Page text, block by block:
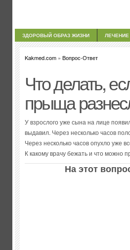
ЗДОРОВЫЙ ОБРАЗ ЖИЗНИ ЛЕЧЕНИЕ
Kakmed.com » Вопрос-Ответ
Что делать,
прыща
У взрослого уже сына на лице
выдавил. Через несколько часов
Через несколько часов опухло уже
К какому врачу бежать и что можно
На этот